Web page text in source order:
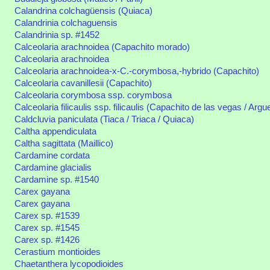
Calandrina colchagüensis (Quiaca)
Calandrinia colchaguensis
Calandrinia sp. #1452
Calceolaria arachnoidea (Capachito morado)
Calceolaria arachnoidea
Calceolaria arachnoidea-x-C.-corymbosa,-hybrido (Capachito)
Calceolaria cavanillesii (Capachito)
Calceolaria corymbosa ssp. corymbosa
Calceolaria filicaulis ssp. filicaulis (Capachito de las vegas /
Caldcluvia paniculata (Tiaca / Triaca / Quiaca)
Caltha appendiculata
Caltha sagittata (Maillico)
Cardamine cordata
Cardamine glacialis
Cardamine sp. #1540
Carex gayana
Carex gayana
Carex sp. #1539
Carex sp. #1545
Carex sp. #1426
Cerastium montioides
Chaetanthera lycopodioides